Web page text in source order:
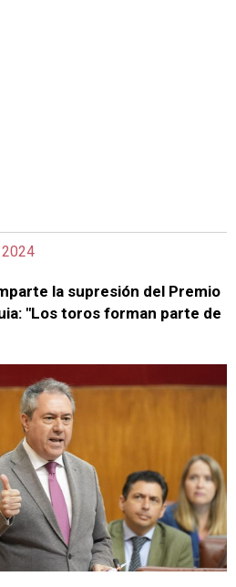
la supresión del Premio
"Los toros forman parte de